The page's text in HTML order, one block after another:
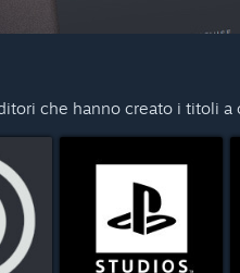
che hanno creato i titoli a